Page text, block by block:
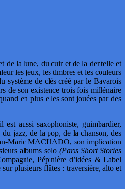
de la lune, du cuir et de la dentelle et
les jeux, les timbres et les couleurs
système de clés créé par le Bavarois
de son existence trois fois millénaire
en plus elles sont jouées par des
aussi saxophoniste, guimbardier,
du jazz, de la pop, de la chanson, des
Marie MACHADO, son implication
albums solo (Paris Short Stories
Pépinière d’idées & Label
plusieurs flûtes : traversière, alto et